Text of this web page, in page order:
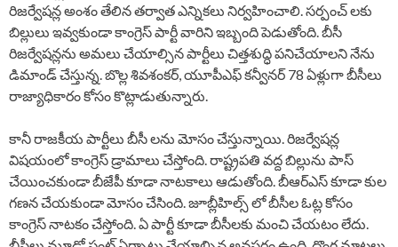
రిజర్వేషన్ల అంశం తేలిన తర్వాత ఎన్నికలు నిర్వహించాలి. సర్పంచ్ లకు
బిల్లులు ఇవ్వకుండా కాంగ్రెస్ పార్టీ వారిని ఇబ్బంది పెడుతోంది. బీసీ
రిజర్వేషన్లను అమలు చేయాల్సిన పార్టీలు చిత్తశుద్ధి పనిచేయాలని నేను
డిమాండ్ చేస్తున్న. బొల్ల శివశంకర్, యూపీఎఫ్ కన్వీనర్ 78 ఏళ్లుగా బీసీలు
రాజ్యాధికారం కోసం కొట్లాడుతున్నారు.
కానీ రాజకీయ పార్టీలు బీసీ లను మోసం చేస్తున్నాయి. రిజర్వేషన్ల
విషయంలో కాంగ్రెస్ డ్రామాలు చేస్తోంది. రాష్ట్రపతి వద్ద బిల్లును పాస్
చేయించకుండా బీజేపీ కూడా నాటకాలు ఆడుతోంది. బీఆర్ఎస్ కూడా కుల
గణన చేయకుండా మోసం చేసింది. జూబ్లీహిల్స్ లో బీసీల ఓట్ల కోసం
కాంగ్రెస్ నాటకం చేస్తోంది. ఏ పార్టీ కూడా బీసీలకు మంచి చేయటం లేదు.